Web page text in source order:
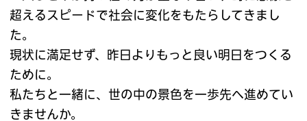
超えるスピードで社会に変化をもたらしてきまし
た。
現状に満足せず、昨日よりもっと良い明日をつくる
ために。
私たちと一緒に、世の中の景色を一歩先へ進めてい
きませんか。